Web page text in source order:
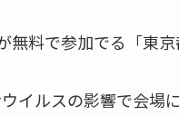
料で参加でる「東
イルスの影響で会場